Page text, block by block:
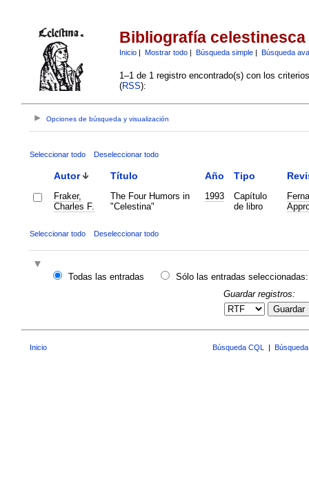
Bibliografía celestinesca
Inicio| Mostrar todo| Búsqueda simple| Búsqueda
1–1 de 1 registro encontrado(s) con los
(RSS):
Opciones de búsqueda y visualización
Seleccionar todo Deseleccionar todo
Autor Título Año Tipo
Fraker,
Charles F.
The Four Humors in
"Celestina"
1993
Capítulo
de libro
Seleccionar todo Deseleccionar todo
Todas las entradas
Sólo las entradas seleccionadas:
Guardar registros:
Guardar
Inicio Búsqueda CQL